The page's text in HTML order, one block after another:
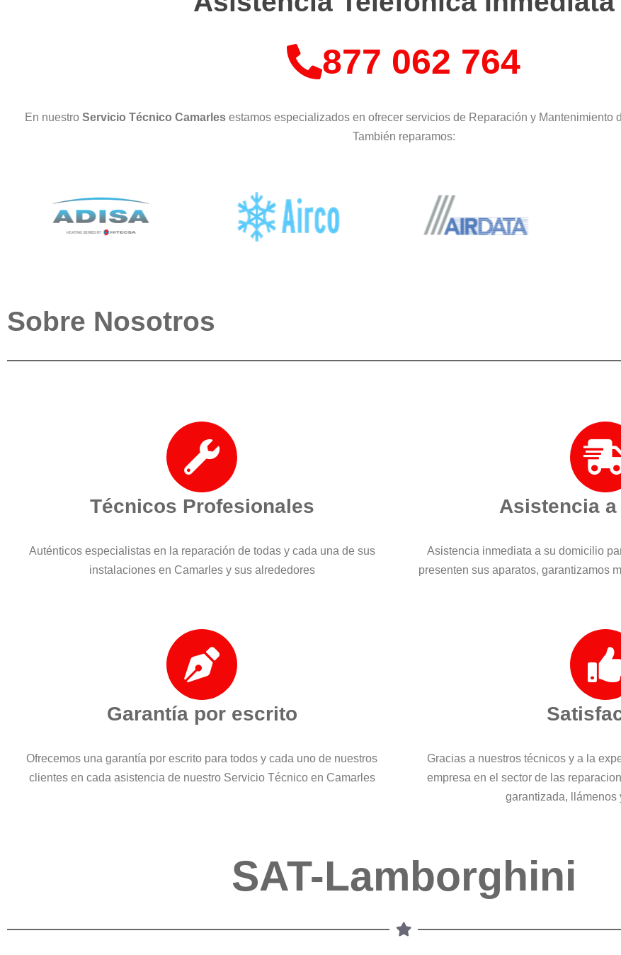
877 062 764
En nuestro Servicio Técnico Camarles estamos especializados en ofrecer servicios de Reparación y Mantenimiento
También reparamos:
Sobre Nosotros
Técnicos Profesionales
Auténticos especialistas en la reparación de todas y cada una de sus
instalaciones en Camarles y sus alrededores
Asistencia
Asistencia inmediata a su domicilio
presenten sus aparatos, garantizamos
Garantía por escrito
Ofrecemos una garantía por escrito para todos y cada uno de nuestros
clientes en cada asistencia de nuestro Servicio Técnico en Camarles
Gracias a nuestros técnicos y a la
empresa en el sector de las
garantizada, llámenos
SAT-Lamborghini